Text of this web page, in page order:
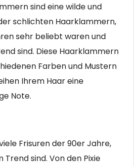
sind eine wilde und
schlichten Haarklammern,
sehr beliebt waren und
sind. Diese Haarklammern
Farben und Mustern
Ihrem Haar eine
Note.
Frisuren der 90er Jahre,
sind. Von den Pixie